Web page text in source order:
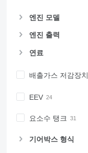
엔진 모델
엔진 출력
연료
배출가스 저감장치
EEV
요소수 탱크
기어박스 형식